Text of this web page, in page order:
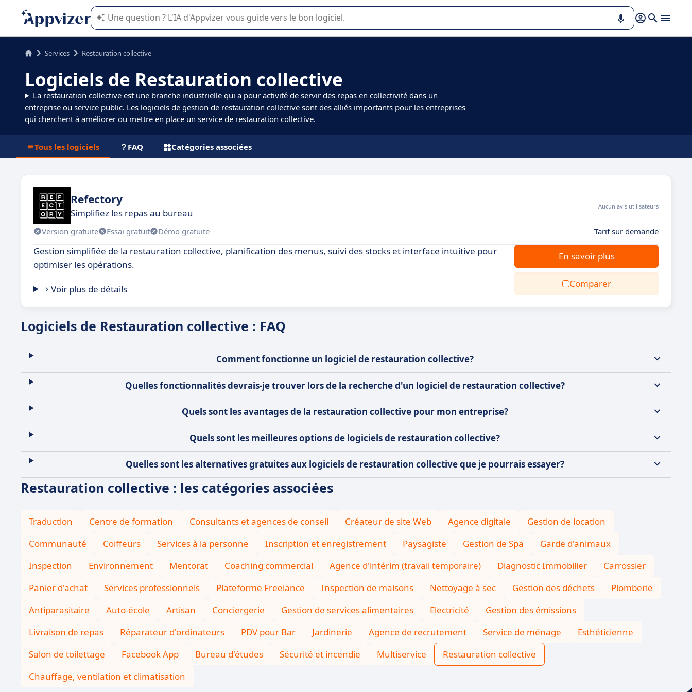
L'IA de Appvizer vous guide dans l'utilisation ou la sélection de logiciel SaaS en entreprise.
Services Restauration collective
Logiciels de Restauration collective
La restauration collective est une branche industrielle qui a pour activité de servir des repas en collectivité dans un
entreprise ou service public. Les logiciels de gestion de restauration collective sont des alliés importants pour les entreprises
qui cherchent à améliorer ou mettre en place un service de restauration collective.
Tous les logiciels FAQ Catégories associées
Refectory
Simplifiez les repas au bureau
Aucun avis utilisateurs
Version gratuite Essai gratuit Démo gratuite Tarif sur demande
Gestion simplifiée de la restauration collective, planification des menus, suivi des stocks et interface intuitive pour
optimiser les opérations.
Voir plus de détails
En savoir plus
Comparer
Logiciels de Restauration collective : FAQ
Comment fonctionne un logiciel de restauration collective?
Quelles fonctionnalités devrais-je trouver lors de la recherche d'un logiciel de restauration collective?
Quels sont les avantages de la restauration collective pour mon entreprise?
Quels sont les meilleures options de logiciels de restauration collective?
Quelles sont les alternatives gratuites aux logiciels de restauration collective que je pourrais essayer?
Restauration collective : les catégories associées
Traduction Centre de formation Consultants et agences de conseil Créateur de site Web Agence digitale
Gestion de location
Communauté
Coiffeurs Services à la personne Inscription et enregistrement Paysagiste Gestion de Spa
Garde d'animaux
Inspection
Environnement Mentorat Coaching commercial Agence d'intérim (travail temporaire) Diagnostic Immobilier
Carrossier
Panier d'achat
Services professionnels Plateforme Freelance Inspection de maisons Nettoyage à sec Gestion des déchets
Plomberie
Antiparasitaire
Auto-école Artisan Conciergerie Gestion de services alimentaires Electricité
Gestion des émissions
Livraison de repas
Réparateur d'ordinateurs PDV pour Bar Jardinerie Agence de recrutement Service de ménage
Esthéticienne
Salon de toilettage
Facebook App Bureau d'études Sécurité et incendie Multiservice
Restauration collective
Chauffage, ventilation et climatisation